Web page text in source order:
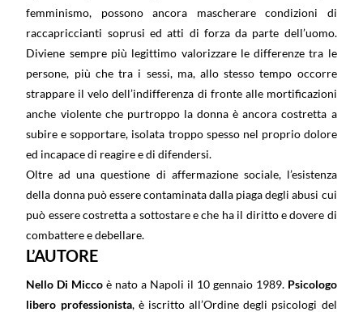
femminismo, possono ancora mascherare condizioni di
raccapriccianti soprusi ed atti di forza da parte dell’uomo.
Diviene sempre più legittimo valorizzare le differenze tra le
persone, più che tra i sessi, ma, allo stesso tempo occorre
strappare il velo dell’indifferenza di fronte alle mortificazioni
anche violente che purtroppo la donna è ancora costretta a
subire e sopportare, isolata troppo spesso nel proprio dolore
ed incapace di reagire e di difendersi.
Oltre ad una questione di affermazione sociale, l’esistenza
della donna può essere contaminata dalla piaga degli abusi cui
può essere costretta a sottostare e che ha il diritto e dovere di
combattere e debellare.
L’AUTORE
Nello Di Micco è nato a Napoli il 10 gennaio 1989. Psicologo
libero professionista, è iscritto all’Ordine degli psicologi del